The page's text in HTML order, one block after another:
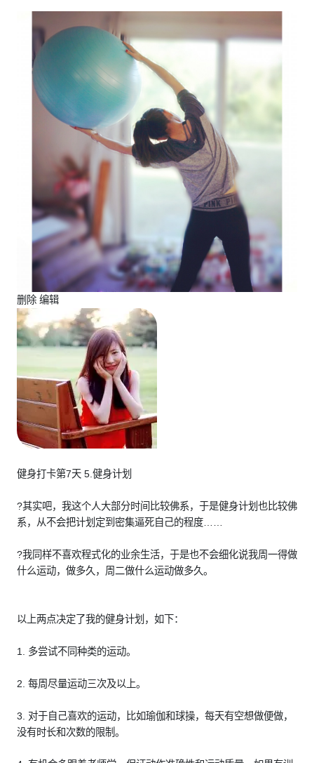
删除 编辑
健身打卡第7天 5.健身计划
?其实吧，我这个人大部分时间比较佛系，于是健身计划也比较佛
系，从不会把计划定到密集逼死自己的程度……
?我同样不喜欢程式化的业余生活，于是也不会细化说我周一得做
什么运动，做多久，周二做什么运动做多久。
以上两点决定了我的健身计划，如下：
1. 多尝试不同种类的运动。
2. 每周尽量运动三次及以上。
3. 对于自己喜欢的运动，比如瑜伽和球操，每天有空想做便做，
没有时长和次数的限制。